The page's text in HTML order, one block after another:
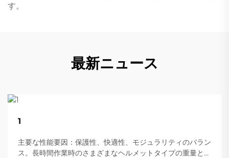
す。
最新ニュース
1
主要な性能要因：保護性、快適性、モジュラリティのバラン
ス。長時間作業時のさまざまなヘルメットタイプの重量と快